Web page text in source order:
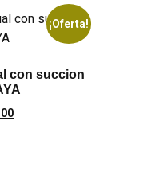
¡Oferta!
con succion